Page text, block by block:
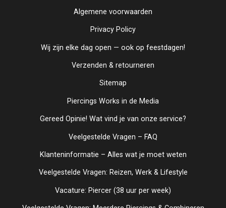
Algemene voorwaarden
Privacy Policy
Wij zijn elke dag open — ook op feestdagen!
Verzenden & retourneren
Sitemap
Piercings Works in de Media
Gereed Opinie! Wat vind je van onze service?
Veelgestelde Vragen – FAQ
Klanteninformatie – Alles wat je moet weten
Veelgestelde Vragen: Reizen, Werk & Lifestyle
Vacature: Piercer (38 uur per week)